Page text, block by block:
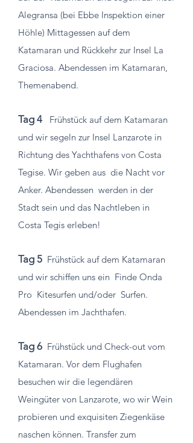
Alegransa (bei Ebbe Inspektion einer
Höhle) Mittagessen auf dem
Katamaran und Rückkehr zur Insel La
Graciosa. Abendessen im Katamaran,
Themenabend.
Tag 4
Frühstück auf dem Katamaran
und wir segeln zur Insel Lanzarote in
Richtung des Yachthafens von Costa
Tegise. Wir geben aus die Nacht vor
Anker. Abendessen werden in der
Stadt sein und das Nachtleben in
Costa Tegis erleben!
Tag 5 Frühstück auf dem Katamaran
und wir schiffen uns ein Finde Onda
Pro Kitesurfen und/oder Surfen.
Abendessen im Jachthafen.
Tag 6 Frühstück und Check-out vom
Katamaran. Vor dem Flughafen
besuchen wir die legendären
Weingüter von Lanzarote, wo wir Wein
probieren und exquisiten Ziegenkäse
naschen können. Transfer zum